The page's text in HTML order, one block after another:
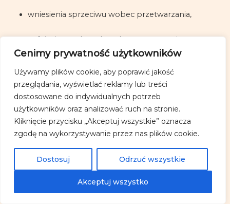
Cenimy prywatność użytkowników
Używamy plików cookie, aby poprawić jakość
przeglądania, wyświetlać reklamy lub treści
dostosowane do indywidualnych potrzeb
użytkowników oraz analizować ruch na stronie.
Kliknięcie przycisku „Akceptuj wszystkie” oznacza
zgodę na wykorzystywanie przez nas plików cookie.
Dostosuj Odrzuć wszystkie
Akceptuj wszystko
wniesienia sprzeciwu wobec przetwarzania,
cofnięcia zgody w dowolnym momencie.
W przypadku pytań dotyczących ochrony danych
osobowych skontaktuj się z
nami:info@podcisnienie.com.pl .
Copyright © 2026 Pod Ciśnieniem
Powered by Pod Ciśnieniem